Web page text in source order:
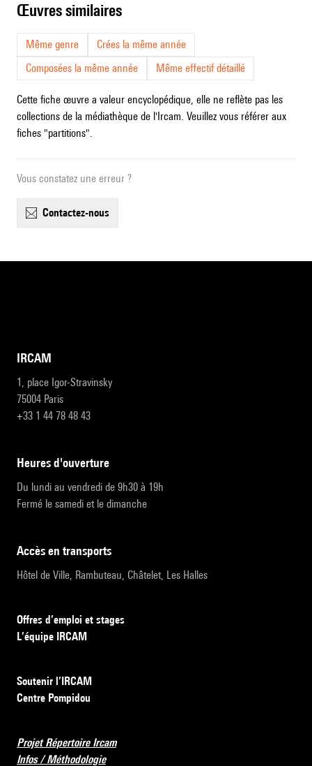
œuvres similaires
Même genre
Crées la même année
Composées la même année
Même effectif détaillé
Cette fiche œuvre a valeur encyclopédique, elle ne reflète pas les
collections de la médiathèque de l'Ircam. Veuillez vous référer aux
fiches "partitions".
Vous constatez une erreur ?
contactez-nous
IRCAM
1, place Igor-Stravinsky
75004 Paris
+33 1 44 78 48 43
heures d'ouverture
Du lundi au vendredi de 9h30 à 19h
Fermé le samedi et le dimanche
accès en transports
Hôtel de Ville, Rambuteau, Châtelet, Les Halles
Offres d’emploi et stages
L’équipe IRCAM
Soutenir l’IRCAM
Centre Pompidou
Projet Répertoire Ircam
Infos / Méthodologie